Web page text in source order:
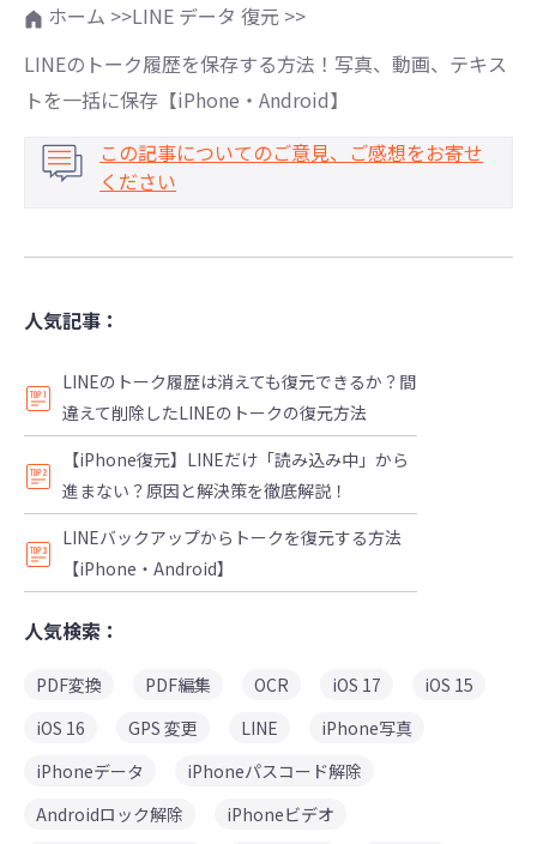
ホーム >>LINE データ 復元 >>
LINEのトーク履歴を保存する方法！写真、動画、テキス
トを一括に保存【iPhone・Android】
この記事についてのご意見、ご感想をお寄せ
ください
人気記事：
LINEのトーク履歴は消えても復元できるか？間
違えて削除したLINEのトークの復元方法
【iPhone復元】LINEだけ「読み込み中」から
進まない？原因と解決策を徹底解説！
LINEバックアップからトークを復元する方法
【iPhone・Android】
人気検索：
PDF変換 PDF編集 OCR iOS 17
iOS 15
iOS 16
GPS 変更 LINE
iPhone写真
iPhoneデータ
iPhoneパスコード解除
Androidロック解除
iPhoneビデオ